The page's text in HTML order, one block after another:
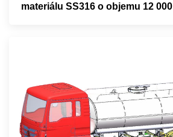
materiálu SS316 o objemu 12 000 l